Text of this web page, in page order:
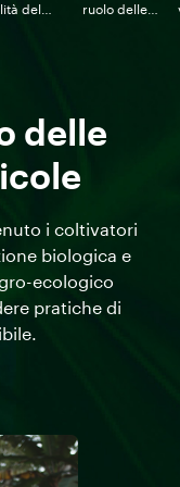
del
ruolo delle
delle
i coltivatori
biologica e
ecologico
pratiche di